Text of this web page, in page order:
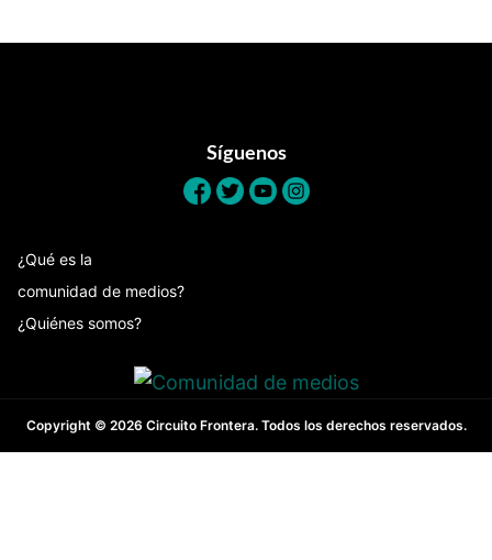
Síguenos
¿Qué es la
comunidad de medios?
¿Quiénes somos?
Copyright © 2026 Circuito Frontera. Todos los derechos reservados.